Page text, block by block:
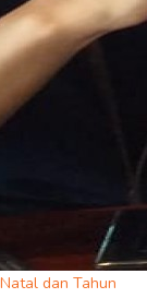
dan Tahun